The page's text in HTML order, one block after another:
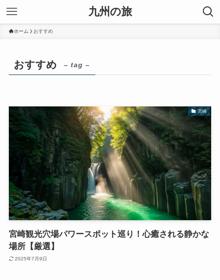
九州の旅
ホーム おすすめ
おすすめ – tag –
宮崎
宮崎観光穴場パワースポット巡り！心癒される静かな
場所【厳選】
2025年7月9日